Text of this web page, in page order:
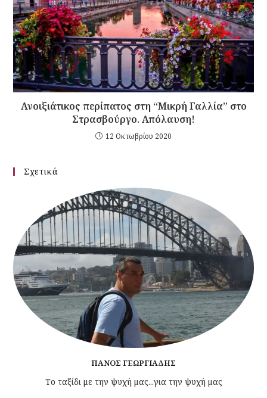
Ανοιξιάτικος περίπατος στη “Μικρή Γαλλία” στο
Στρασβούργο. Απόλαυση!
12 Οκτωβρίου 2020
Σχετικά
ΠΆΝΟΣ ΓΕΩΡΓΙΆΔΗΣ
Το ταξίδι με την ψυχή μας...για την ψυχή μας